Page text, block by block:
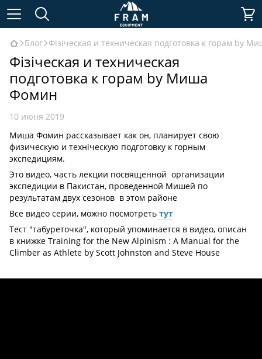
Блог Фізіческая и техническая подготовка к горам by
Фізіческая и техническая
подготовка к горам by Миша
Фомин
10 июня 2019
Миша Фомин рассказывает как он, планирует свою
физическую и техніческую подготовку к горным
экспедициям.
Это видео, часть лекции посвященной организации
экспедиции в Пакистан, проведенной Мишей по
результатам двух сезонов в этом районе
Все видео серии, можно посмотреть тут
Тест "табуреточка", который упоминается в видео, описан
в книжке Training for the New Alpinism : A Manual for the
Climber as Athlete by Scott Johnston and Steve House